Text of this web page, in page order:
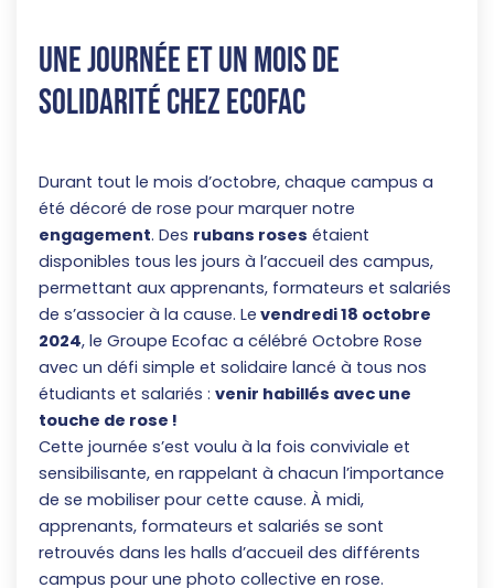
Une journée et un mois de
solidarité chez Ecofac
Durant tout le mois d’octobre, chaque campus a
été décoré de rose pour marquer notre
engagement. Des rubans roses étaient
disponibles tous les jours à l’accueil des campus,
permettant aux apprenants, formateurs et salariés
de s’associer à la cause. Le vendredi 18 octobre
2024, le Groupe Ecofac a célébré Octobre Rose
avec un défi simple et solidaire lancé à tous nos
étudiants et salariés : venir habillés avec une
touche de rose !
Cette journée s’est voulu à la fois conviviale et
sensibilisante, en rappelant à chacun l’importance
de se mobiliser pour cette cause. À midi,
apprenants, formateurs et salariés se sont
retrouvés dans les halls d’accueil des différents
campus pour une photo collective en rose.